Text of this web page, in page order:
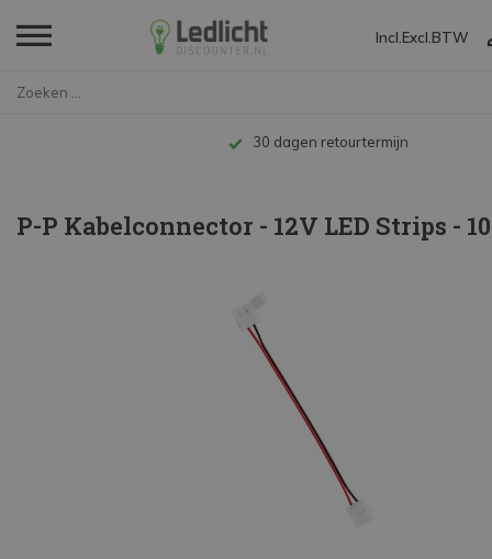
Incl. Excl. BTW
30 dagen retourtermijn
P-P Kabelconnector - 12V LED Strips -